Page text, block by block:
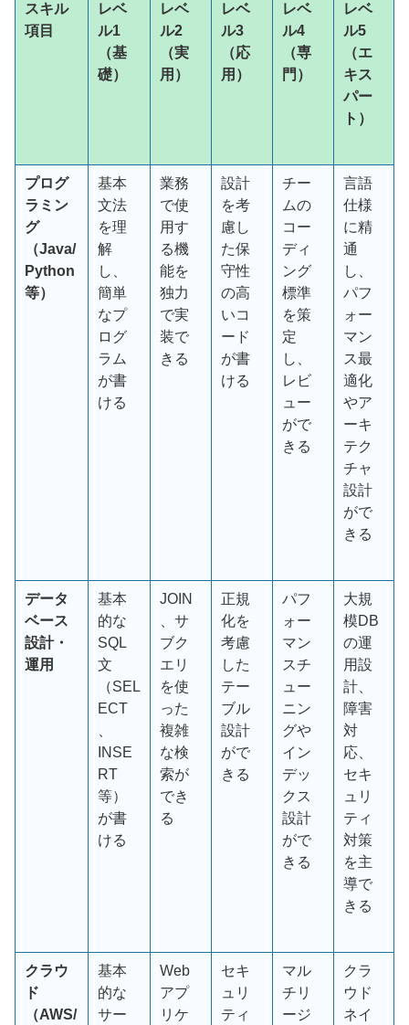
スキル
項目
レベ
ル1
（基
礎）
レベ
ル2
（実
用）
レベ
ル3
（応
用）
レベ
ル4
（専
門）
レベ
ル5
（エ
キス
パー
ト）
プログ
ラミン
グ
（Java/
Python
等）
基本
文法
を理
解
し、
簡単
なプ
ログ
ラム
が書
ける
業務
で使
用す
る機
能を
独力
で実
装で
きる
設計
を考
慮し
た保
守性
の高
いコ
ード
が書
ける
チー
ムの
コー
ディ
ング
標準
を策
定
し、
レビ
ュー
がで
きる
言語
仕様
に精
通
し、
パフ
ォー
マン
ス最
適化
やア
ーキ
テク
チャ
設計
がで
きる
データ
ベース
設計・
運用
基本
的な
SQL
文
（SEL
ECT
INSE
RT
等）
が書
ける
JOIN
、サ
ブク
エリ
を使
った
複雑
な検
索が
でき
る
正規
化を
考慮
した
テー
ブル
設計
がで
きる
パフ
ォー
マン
スチ
ュー
ニン
グや
イン
デッ
クス
設計
がで
きる
大規
模DB
の運
用設
計、
障害
対
応、
セキ
ュリ
ティ
対策
を主
導で
きる
クラウ
ド
（AWS/
基本
的な
サー
Web
アプ
リケ
セキ
ュリ
ティ
マル
チリ
ージ
クラ
ウド
ネイ